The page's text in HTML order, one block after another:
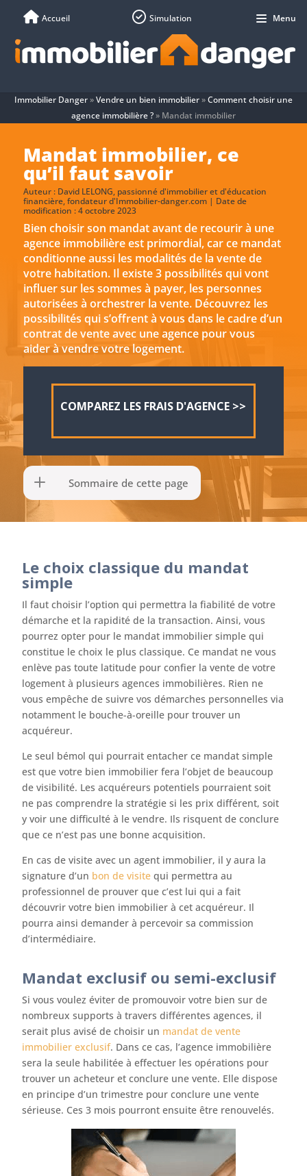
Immobilier Danger»Vendre un bien immobilier»Comment choisir une
agence immobilière ?» Mandat immobilier
Mandat immobilier, ce
qu’il faut savoir
Auteur : David LELONG, passionné d'immobilier et d'éducation
financière, fondateur d'Immobilier-danger.com | Date de
modification : 4 octobre 2023
Bien choisir son mandat avant de recourir à une
agence immobilière est primordial, car ce mandat
conditionne aussi les modalités de la vente de
votre habitation. Il existe 3 possibilités qui vont
influer sur les sommes à payer, les personnes
autorisées à orchestrer la vente. Découvrez les
possibilités qui s’offrent à vous dans le cadre d’un
contrat de vente avec une agence pour vous
aider à vendre votre logement.
COMPAREZ LES FRAIS D'AGENCE >>
Sommaire de cette page
Le choix classique du mandat
simple
Il faut choisir l’option qui permettra la fiabilité de votre
démarche et la rapidité de la transaction. Ainsi, vous
pourrez opter pour le mandat immobilier simple qui
constitue le choix le plus classique. Ce mandat ne vous
enlève pas toute latitude pour confier la vente de votre
logement à plusieurs agences immobilières. Rien ne
vous empêche de suivre vos démarches personnelles via
notamment le bouche-à-oreille pour trouver un
acquéreur.
Le seul bémol qui pourrait entacher ce mandat simple
est que votre bien immobilier fera l’objet de beaucoup
de visibilité. Les acquéreurs potentiels pourraient soit
ne pas comprendre la stratégie si les prix différent, soit
y voir une difficulté à le vendre. Ils risquent de conclure
que ce n’est pas une bonne acquisition.
En cas de visite avec un agent immobilier, il y aura la
signature d’un bon de visite qui permettra au
professionnel de prouver que c’est lui qui a fait
découvrir votre bien immobilier à cet acquéreur. Il
pourra ainsi demander à percevoir sa commission
d’intermédiaire.
Mandat exclusif ou semi-exclusif
Si vous voulez éviter de promouvoir votre bien sur de
nombreux supports à travers différentes agences, il
serait plus avisé de choisir un mandat de vente
immobilier exclusif. Dans ce cas, l’agence immobilière
sera la seule habilitée à effectuer les opérations pour
trouver un acheteur et conclure une vente. Elle dispose
en principe d’un trimestre pour conclure une vente
sérieuse. Ces 3 mois pourront ensuite être renouvelés.
Accueil Simulation Menu